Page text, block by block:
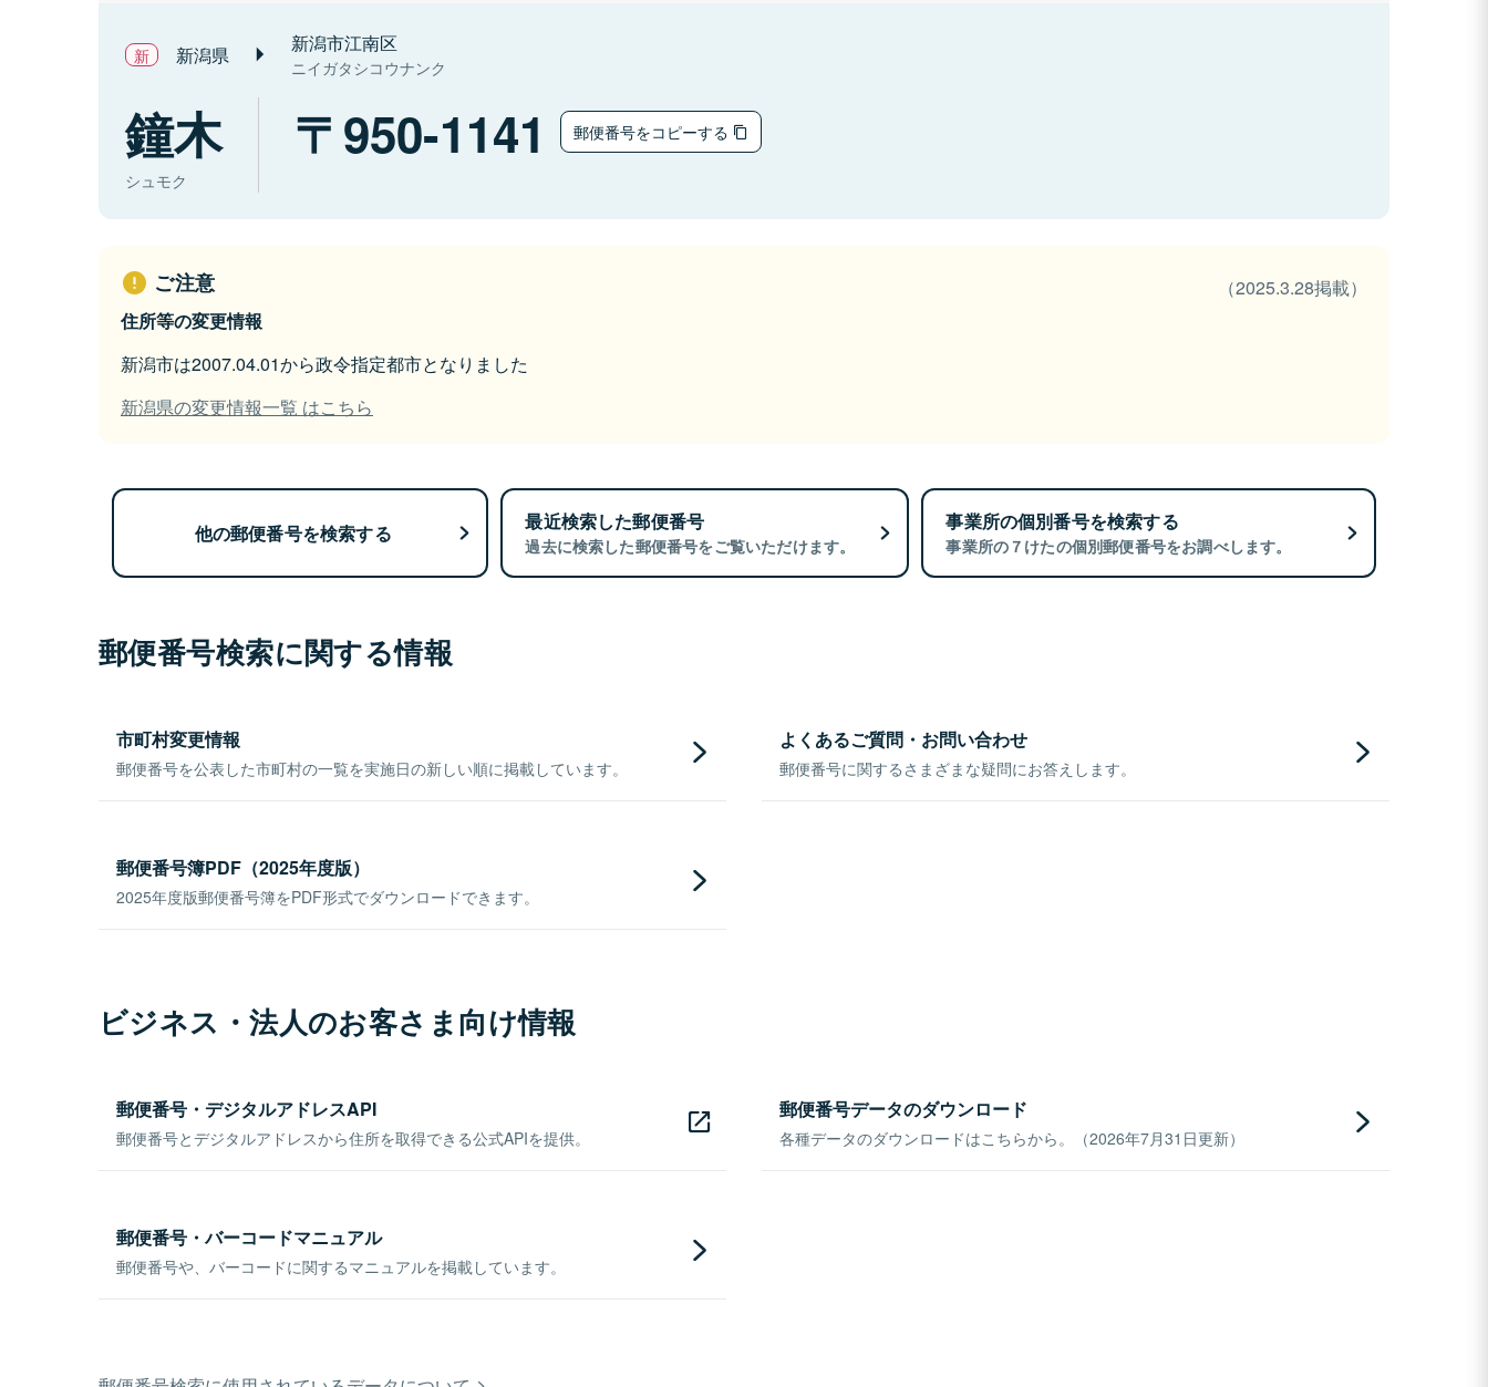
新潟県 新潟市江南区
ニイガタシコウナンク
鐘木
シュモク
950-1141 郵便番号をコピーする
ご注意
（2025.3.28掲載）
住所等の変更情報
新潟市は2007.04.01から政令指定都市となりました
新潟県の変更情報一覧 はこちら
他の郵便番号を検索する 最近検索した郵便番号
過去に検索した郵便番号をご覧いただけます。
事業所の個別番号を検索する
事業所の７けたの個別郵便番号をお調べします。
郵便番号検索に関する情報
市町村変更情報
郵便番号を公表した市町村の一覧を実施日の新しい順に掲載しています。
よくあるご質問・お問い合わせ
郵便番号に関するさまざまな疑問にお答えします。
郵便番号簿PDF（2025年度版）
2025年度版郵便番号簿をPDF形式でダウンロードできます。
ビジネス・法人のお客さま向け情報
郵便番号・デジタルアドレスAPI
郵便番号とデジタルアドレスから住所を取得できる公式APIを提供。
郵便番号データのダウンロード
各種データのダウンロードはこちらから。（2026年7月31日更新）
郵便番号・バーコードマニュアル
郵便番号や、バーコードに関するマニュアルを掲載しています。